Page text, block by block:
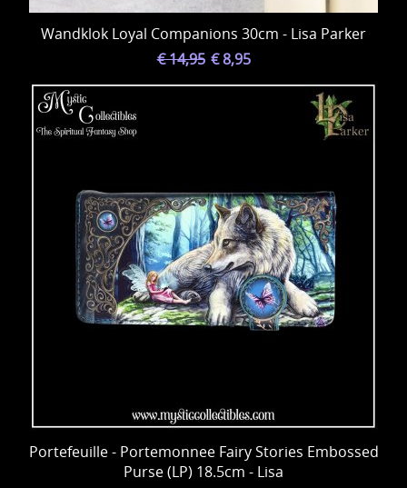
Wandklok Loyal Companions 30cm - Lisa Parker
€ 14,95 € 8,95
Portefeuille - Portemonnee Fairy Stories Embossed
Purse (LP) 18.5cm - Lisa